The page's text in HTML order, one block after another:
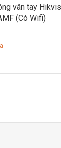
vân tay
(Có Wifi)